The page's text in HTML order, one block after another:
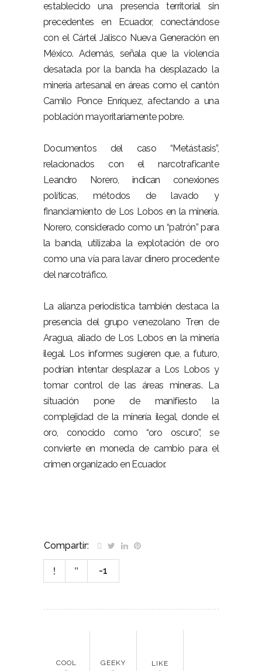
establecido una presencia territorial sin
precedentes en Ecuador, conectándose
con el Cártel Jalisco Nueva Generación en
México. Además, señala que la violencia
desatada por la banda ha desplazado la
minería artesanal en áreas como el cantón
Camilo Ponce Enríquez, afectando a una
población mayoritariamente pobre.
Documentos del caso “Metástasis”,
relacionados con el narcotraficante
Leandro Norero, indican conexiones
políticas, métodos de lavado y
financiamiento de Los Lobos en la minería.
Norero, considerado como un “patrón” para
la banda, utilizaba la explotación de oro
como una vía para lavar dinero procedente
del narcotráfico.
La alianza periodística también destaca la
presencia del grupo venezolano Tren de
Aragua, aliado de Los Lobos en la minería
ilegal. Los informes sugieren que, a futuro,
podrían intentar desplazar a Los Lobos y
tomar control de las áreas mineras. La
situación pone de manifiesto la
complejidad de la minería ilegal, donde el
oro, conocido como “oro oscuro”, se
convierte en moneda de cambio para el
crimen organizado en Ecuador.
Compartir:
-1
COOL
GEEKY
LIKE